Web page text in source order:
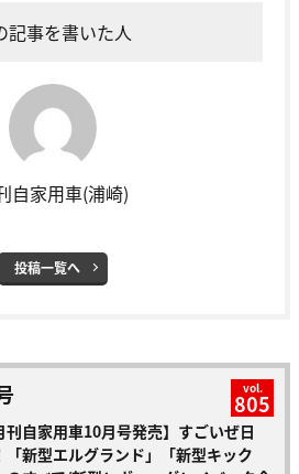
記事を書いた人
自家用車(浦崎)
投稿一覧へ
vol.
805
刊自家用車10月号発売】すごいぜ日
「新型エルグランド」「新型キック